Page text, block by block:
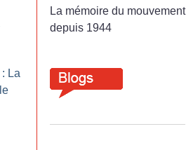
La
La mémoire du mouvement
depuis 1944